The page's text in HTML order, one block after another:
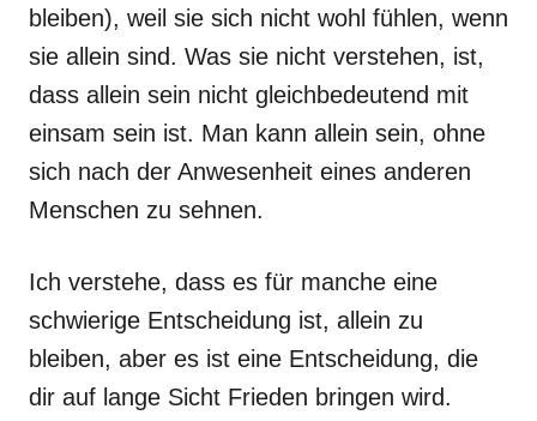
bleiben), weil sie sich nicht wohl fühlen, wenn
sie allein sind. Was sie nicht verstehen, ist,
dass allein sein nicht gleichbedeutend mit
einsam sein ist. Man kann allein sein, ohne
sich nach der Anwesenheit eines anderen
Menschen zu sehnen.
Ich verstehe, dass es für manche eine
schwierige Entscheidung ist, allein zu
bleiben, aber es ist eine Entscheidung, die
dir auf lange Sicht Frieden bringen wird.